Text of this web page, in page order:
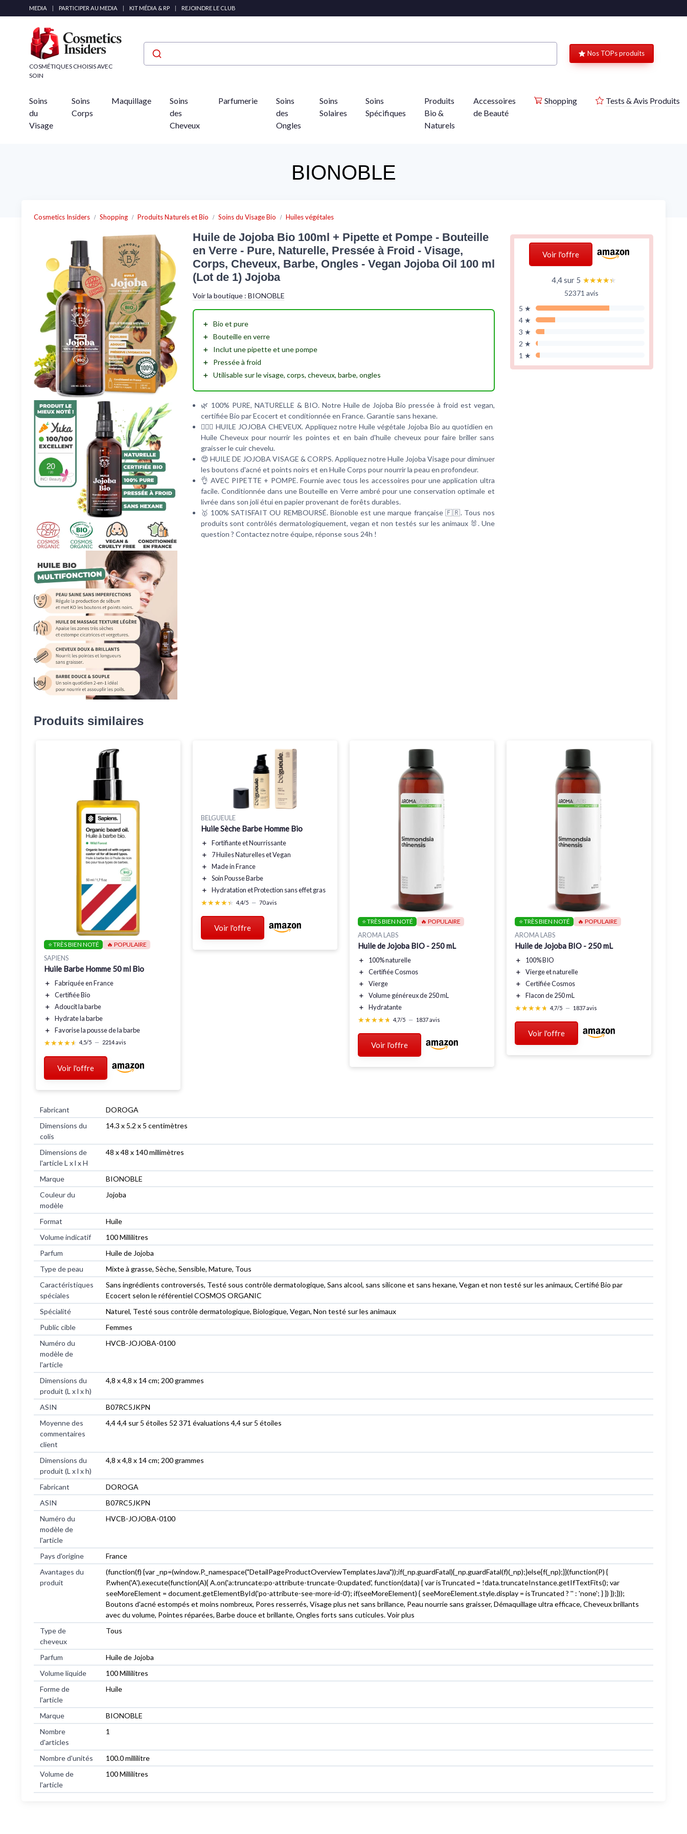
MEDIA | PARTICIPER AU MEDIA | KIT MÉDIA & RP | REJOINDRE LE CLUB
COSMÉTIQUES CHOISIS AVEC
SOIN
Nos TOPs produits
Soins
du
Visage
Soins
Corps
Maquillage
Soins
des
Cheveux
Parfumerie
Soins
des
Ongles
Soins
Solaires
Soins
Spécifiques
Produits
Bio &
Naturels
Accessoires
de Beauté
Shopping Tests & Avis Produits
BIONOBLE
Cosmetics Insiders Shopping Produits Naturels et Bio Soins du Visage Bio Huiles végétales
Voir l'offre
4,4 sur 5 ★★★★★
★★★★★
52371 avis
5 ★
4 ★
3 ★
2 ★
1 ★
Huile de Jojoba Bio 100ml + Pipette et Pompe - Bouteille
en Verre - Pure, Naturelle, Pressée à Froid - Visage,
Corps, Cheveux, Barbe, Ongles - Vegan Jojoba Oil 100 ml
(Lot de 1) Jojoba
Voir la boutique : BIONOBLE
＋ Bio et pure
＋ Bouteille en verre
＋
Inclut unepipetteet unepompe
＋
Pressée à froid
＋ Utilisable sur levisage, corps, cheveux, barbe, ongles
🌿 100% PURE, NATURELLE & BIO. Notre Huile de Jojoba Bio pressée à froid est vegan,
certifiée Bio par Ecocert et conditionnée en France. Garantie sans hexane.
💆🏼‍♀️ HUILE JOJOBA CHEVEUX. Appliquez notre Huile végétale Jojoba Bio au quotidien en
Huile Cheveux pour nourrir les pointes et en bain d'huile cheveux pour faire briller sans
graisser le cuir chevelu.
😍 HUILE DE JOJOBA VISAGE & CORPS. Appliquez notre Huile Jojoba Visage pour diminuer
les boutons d'acné et points noirs et en Huile Corps pour nourrir la peau en profondeur.
👌 AVEC PIPETTE + POMPE. Fournie avec tous les accessoires pour une application ultra
facile. Conditionnée dans une Bouteille en Verre ambré pour une conservation optimale et
livrée dans son joli étui en papier provenant de forêts durables.
🥇 100% SATISFAIT OU REMBOURSÉ. Bionoble est une marque française 🇫🇷. Tous nos
produits sont contrôlés dermatologiquement, vegan et non testés sur les animaux 🐰. Une
question ? Contactez notre équipe, réponse sous 24h !
Produits similaires
⭐ TRÈS BIEN NOTÉ 🔥 POPULAIRE
SAPIENS
Huile Barbe Homme 50 ml Bio
＋ Fabriquée enFrance
＋
Certifiée Bio
＋
Adoucitla barbe
＋
Hydratela barbe
＋
Favorisela pousse de la barbe
★★★★★
★★★★★ 4,5/5 — 2214 avis
Voir l'offre
BELGUEULE
Huile Sèche Barbe Homme Bio
＋ FortifianteetNourrissante
＋
7 Huiles NaturellesetVegan
＋
Made in France
＋
Soin Pousse Barbe
＋
HydratationetProtection sans effet gras
★★★★★
★★★★★ 4,4/5 — 70 avis
Voir l'offre
⭐ TRÈS BIEN NOTÉ 🔥 POPULAIRE
AROMA LABS
Huile de Jojoba BIO - 250 mL
＋
100% naturelle
＋
Certifiée Cosmos
＋
Vierge
＋
Volume généreux de 250 mL
＋
Hydratante
★★★★★
★★★★★ 4,7/5 — 1837 avis
Voir l'offre
⭐ TRÈS BIEN NOTÉ 🔥 POPULAIRE
AROMA LABS
Huile de Jojoba BIO - 250 mL
＋
100% BIO
＋
Vierge et naturelle
＋
Certifiée Cosmos
＋
Flacon de 250 mL
★★★★★
★★★★★ 4,7/5 — 1837 avis
Voir l'offre
Fabricant
‎DOROGA
Dimensions du
colis
‎14.3 x 5.2 x 5 centimètres
Dimensions de
l'article L x l x H
‎48 x 48 x 140 millimètres
Marque
‎BIONOBLE
Couleur du
modèle
‎Jojoba
Format
‎Huile
Volume indicatif
‎100 Millilitres
Parfum
‎Huile de Jojoba
Type de peau
‎Mixte à grasse, Sèche, Sensible, Mature, Tous
Caractéristiques
spéciales
‎Sans ingrédients controversés, Testé sous contrôle dermatologique, Sans alcool, sans silicone et sans hexane, Vegan et non testé sur les animaux, Certifié Bio par
Ecocert selon le référentiel COSMOS ORGANIC
Spécialité
‎Naturel, Testé sous contrôle dermatologique, Biologique, Vegan, Non testé sur les animaux
Public cible
‎Femmes
Numéro du
modèle de
l'article
‎HVCB-JOJOBA-0100
Dimensions du
produit (L x l x h)
‎4,8 x 4,8 x 14 cm; 200 grammes
ASIN
‎B07RC5JKPN
Moyenne des
commentaires
client
4,4 4,4 sur 5 étoiles 52 371 évaluations 4,4 sur 5 étoiles
Dimensions du
produit (L x l x h)
4,8 x 4,8 x 14 cm; 200 grammes
Fabricant
DOROGA
ASIN
B07RC5JKPN
Numéro du
modèle de
l'article
HVCB-JOJOBA-0100
Pays d'origine
France
Avantages du
produit
(function(f) {var _np=(window.P._namespace("DetailPageProductOverviewTemplatesJava"));if(_np.guardFatal){_np.guardFatal(f)(_np);}else{f(_np);}}(function(P) {
P.when('A').execute(function(A){ A.on('a:truncate:po-attribute-truncate-0:updated', function(data) { var isTruncated = !data.truncateInstance.getIfTextFits(); var
seeMoreElement = document.getElementById('po-attribute-see-more-id-0'); if(seeMoreElement) { seeMoreElement.style.display = isTruncated ? '' : 'none'; } }) });}));
Boutons d'acné estompés et moins nombreux, Pores resserrés, Visage plus net sans brillance, Peau nourrie sans graisser, Démaquillage ultra efficace, Cheveux brillants
avec du volume, Pointes réparées, Barbe douce et brillante, Ongles forts sans cuticules. Voir plus
Type de
cheveux
Tous
Parfum
Huile de Jojoba
Volume liquide
100 Millilitres
Forme de
l'article
Huile
Marque
BIONOBLE
Nombre
d'articles
1
Nombre d'unités
100.0 millilitre
Volume de
l'article
100 Millilitres
Panneau de gestion des cookies